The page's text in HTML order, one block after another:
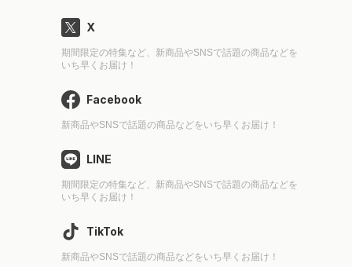
X
期間限定の特集など、新商品やSNSで話題の商品などを
いち早くお届け！
Facebook
新商品やSNSで話題の商品などをいち早くお届け！
LINE
期間限定の特集など、新商品やSNSで話題の商品などを
いち早くお届け！
TikTok
新商品やSNSで話題の商品などをいち早くお届け！